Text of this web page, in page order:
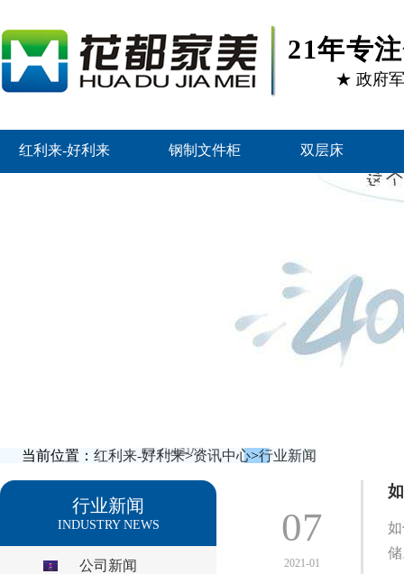
21年专
★ 政府
红利来-好利来 钢制文件柜 双层床
当前位置： 红利来-好利来>资讯中心>行业新闻
行业新闻
INDUSTRY NEWS
公司新闻
07
2021-01